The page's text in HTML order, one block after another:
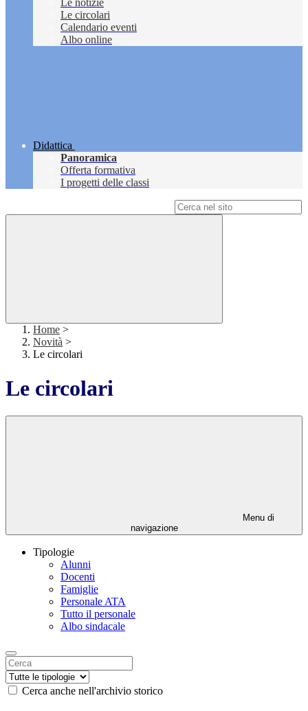
Le notizie
Le circolari
Calendario eventi
Albo online
Didattica
Panoramica
Offerta formativa
I progetti delle classi
Home >
Novità >
Le circolari
Le circolari
Menu di
navigazione
Tipologie
Alunni
Docenti
Famiglie
Personale ATA
Tutto il personale
Albo sindacale
Cerca anche nell'archivio storico